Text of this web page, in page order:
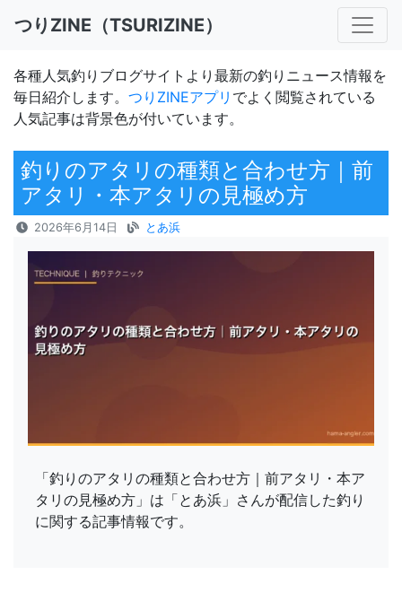
つりZINE（TSURIZINE）
各種人気釣りブログサイトより最新の釣りニュース情報を
毎日紹介します。 つりZINEアプリ でよく閲覧されている
人気記事は背景色が付いています。
釣りのアタリの種類と合わせ方｜前
アタリ・本アタリの見極め方
2026年6月14日 とあ浜
「釣りのアタリの種類と合わせ方｜前アタリ・本ア
タリの見極め方」は「とあ浜」さんが配信した釣り
に関する記事情報です。